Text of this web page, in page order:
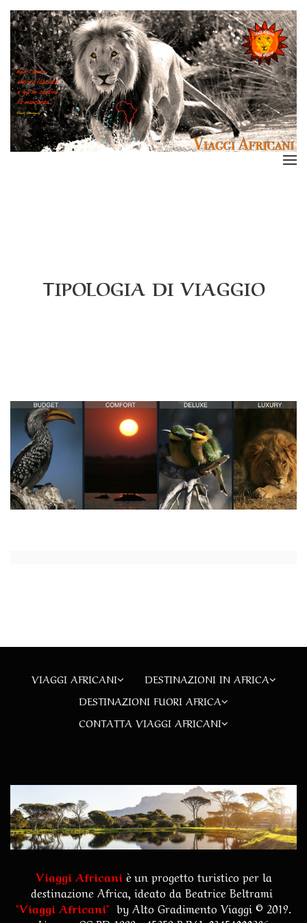
TIPOLOGIA DI VIAGGIO
VIAGGI AFRICANI
DESTINAZIONI IN AFRICA
DESTINAZIONI FUORI AFRICA
CONTATTA VIAGGI AFRICANI
Viaggi Africani è un progetto turistico per la
destinazione Africa, ideato da Beatrice Beltrami
"Viaggi Africani" by Alto Gradimento Viaggi © 2019.